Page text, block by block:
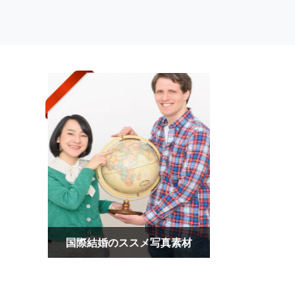
国際結婚のススメ写真素材